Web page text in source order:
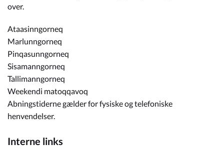
over.
Ataasinngorneq
Marlunngorneq
Pinqasunngorneq
Sisamanngorneq
Tallimanngorneq
Weekendi matoqqavoq
Abningstiderne gælder for fysiske og telefoniske
henvendelser.
Interne links